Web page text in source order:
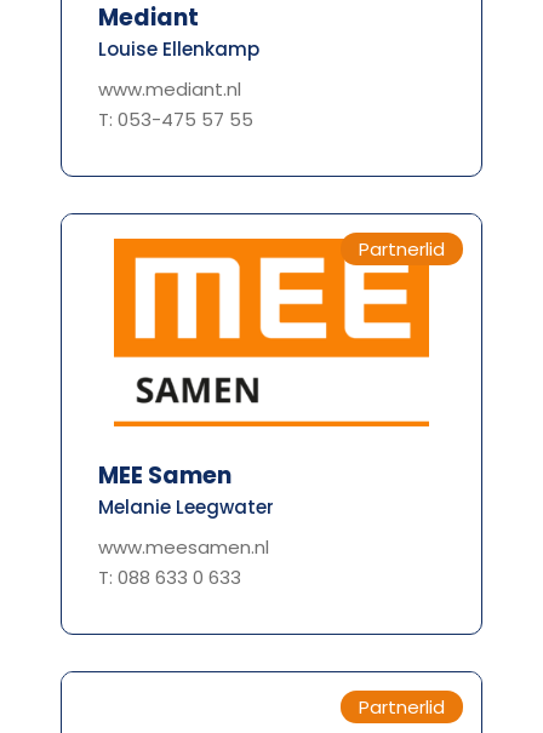
Mediant
Louise Ellenkamp
www.mediant.nl
T: 053-475 57 55
Partnerlid
MEE Samen
Melanie Leegwater
www.meesamen.nl
T: 088 633 0 633
Partnerlid